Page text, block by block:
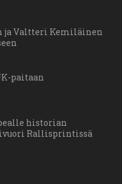
ja Valtteri Kemiläinen
paitaan
historian
Rallisprintissä